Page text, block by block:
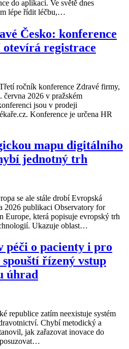
do aplikací. Ve světě dnes
lépe řídit léčbu,…
Česko: konference
registrace
ročník konference Zdravé firmy,
června 2026 v pražském
jsou v prodeji
Konference je určena HR
mapu digitálního
jednotný trh
se ale stále drobí Evropská
2026 publikaci Observatory for
Europe, která popisuje evropský trh
Ukazuje oblast…
péči o pacienty i pro
řízený vstup
úhrad
republice zatím neexistuje systém
Chybí metodický a
jak zařazovat inovace do